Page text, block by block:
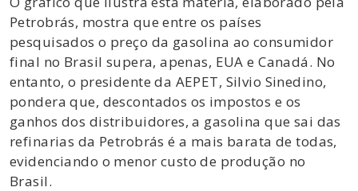
Petrobrás, mostra que entre os países
pesquisados o preço da gasolina ao consumidor
final no Brasil supera, apenas, EUA e Canadá. No
entanto, o presidente da AEPET, Silvio Sinedino,
pondera que, descontados os impostos e os
ganhos dos distribuidores, a gasolina que sai das
refinarias da Petrobrás é a mais barata de todas,
evidenciando o menor custo de produção no
Brasil.